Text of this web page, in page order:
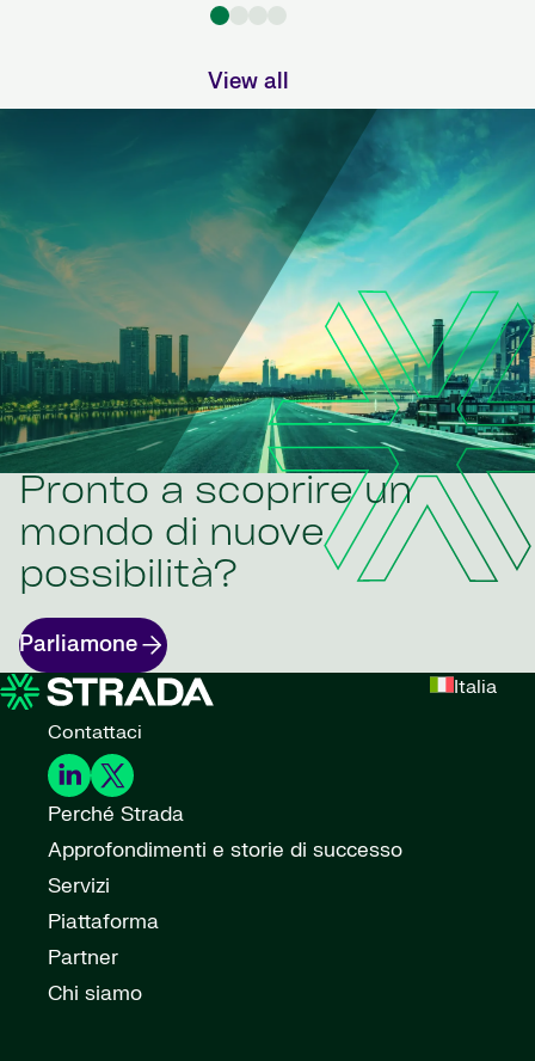
View all
Pronto a scoprire un
mondo di nuove
possibilità?
Parliamone
Italia
Contattaci
Perché Strada
Approfondimenti e storie di successo
Servizi
Piattaforma
Partner
Chi siamo